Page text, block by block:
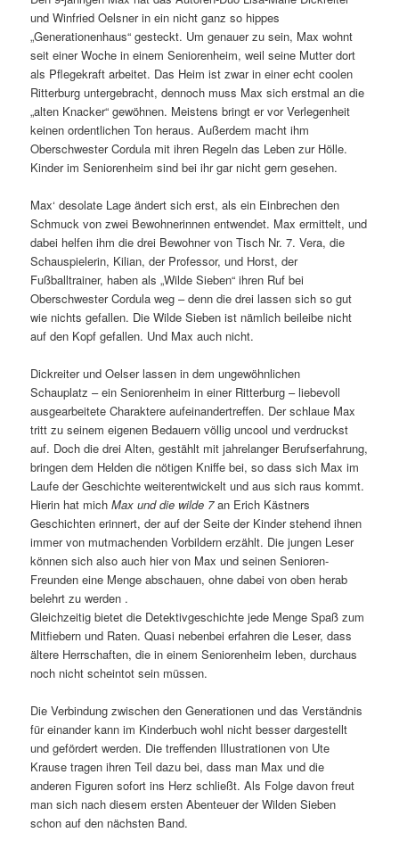
und Winfried Oelsner in ein nicht ganz so hippes
„Generationenhaus“ gesteckt. Um genauer zu sein, Max wohnt
seit einer Woche in einem Seniorenheim, weil seine Mutter dort
als Pflegekraft arbeitet. Das Heim ist zwar in einer echt coolen
Ritterburg untergebracht, dennoch muss Max sich erstmal an die
„alten Knacker“ gewöhnen. Meistens bringt er vor Verlegenheit
keinen ordentlichen Ton heraus. Außerdem macht ihm
Oberschwester Cordula mit ihren Regeln das Leben zur Hölle.
Kinder im Seniorenheim sind bei ihr gar nicht gern gesehen.
Max‘ desolate Lage ändert sich erst, als ein Einbrechen den
Schmuck von zwei Bewohnerinnen entwendet. Max ermittelt, und
dabei helfen ihm die drei Bewohner von Tisch Nr. 7. Vera, die
Schauspielerin, Kilian, der Professor, und Horst, der
Fußballtrainer, haben als „Wilde Sieben“ ihren Ruf bei
Oberschwester Cordula weg – denn die drei lassen sich so gut
wie nichts gefallen. Die Wilde Sieben ist nämlich beileibe nicht
auf den Kopf gefallen. Und Max auch nicht.
Dickreiter und Oelser lassen in dem ungewöhnlichen
Schauplatz – ein Seniorenheim in einer Ritterburg – liebevoll
ausgearbeitete Charaktere aufeinandertreffen. Der schlaue Max
tritt zu seinem eigenen Bedauern völlig uncool und verdruckst
auf. Doch die drei Alten, gestählt mit jahrelanger Berufserfahrung,
bringen dem Helden die nötigen Kniffe bei, so dass sich Max im
Laufe der Geschichte weiterentwickelt und aus sich raus kommt.
Hierin hat michMax und die wilde 7an Erich Kästners
Geschichten erinnert, der auf der Seite der Kinder stehend ihnen
immer von mutmachenden Vorbildern erzählt. Die jungen Leser
können sich also auch hier von Max und seinen Senioren-
Freunden eine Menge abschauen, ohne dabei von oben herab
belehrt zu werden .
Gleichzeitig bietet die Detektivgeschichte jede Menge Spaß zum
Mitfiebern und Raten. Quasi nebenbei erfahren die Leser, dass
ältere Herrschaften, die in einem Seniorenheim leben, durchaus
noch nicht scheintot sein müssen.
Die Verbindung zwischen den Generationen und das Verständnis
für einander kann im Kinderbuch wohl nicht besser dargestellt
und gefördert werden. Die treffenden Illustrationen von Ute
Krause tragen ihren Teil dazu bei, dass man Max und die
anderen Figuren sofort ins Herz schließt. Als Folge davon freut
man sich nach diesem ersten Abenteuer der Wilden Sieben
schon auf den nächsten Band.